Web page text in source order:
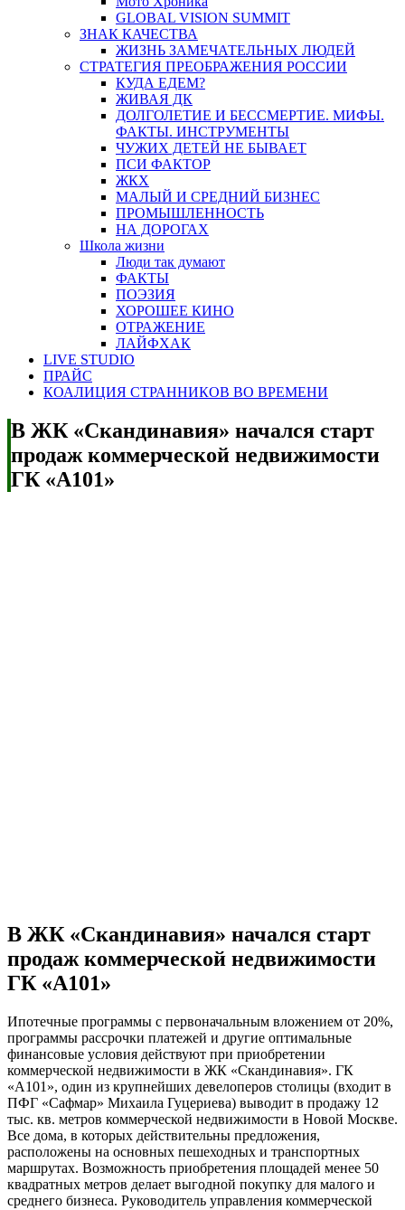
GLOBAL VISION SUMMIT
ЗНАК КАЧЕСТВА
ЖИЗНЬ ЗАМЕЧАТЕЛЬНЫХ ЛЮДЕЙ
СТРАТЕГИЯ ПРЕОБРАЖЕНИЯ РОССИИ
КУДА ЕДЕМ?
ЖИВАЯ ДК
ДОЛГОЛЕТИЕ И БЕССМЕРТИЕ. МИФЫ.
ФАКТЫ. ИНСТРУМЕНТЫ
ЧУЖИХ ДЕТЕЙ НЕ БЫВАЕТ
ПСИ ФАКТОР
ЖКХ
МАЛЫЙ И СРЕДНИЙ БИЗНЕС
ПРОМЫШЛЕННОСТЬ
НА ДОРОГАХ
Школа жизни
Люди так думают
ФАКТЫ
ПОЭЗИЯ
ХОРОШЕЕ КИНО
ОТРАЖЕНИЕ
ЛАЙФХАК
LIVE STUDIO
ПРАЙС
КОАЛИЦИЯ СТРАННИКОВ ВО ВРЕМЕНИ
В ЖК «Скандинавия» начался старт
продаж коммерческой недвижимости
ГК «А101»
В ЖК «Скандинавия» начался старт
продаж коммерческой недвижимости
ГК «А101»
Ипотечные программы с первоначальным вложением от 20%,
программы рассрочки платежей и другие оптимальные
финансовые условия действуют при приобретении
коммерческой недвижимости в ЖК «Скандинавия». ГК
«А101», один из крупнейших девелоперов столицы (входит в
ПФГ «Сафмар» Михаила Гуцериева) выводит в продажу 12
тыс. кв. метров коммерческой недвижимости в Новой Москве.
Все дома, в которых действительны предложения,
расположены на основных пешеходных и транспортных
маршрутах. Возможность приобретения площадей менее 50
квадратных метров делает выгодной покупку для малого и
среднего бизнеса. Руководитель управления коммерческой